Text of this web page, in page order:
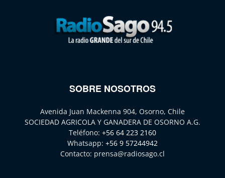
SOBRE NOSOTROS
Avenida Juan Mackenna 904, Osorno, Chile
SOCIEDAD AGRICOLA Y GANADERA DE OSORNO A.G.
Teléfono: +56 64 223 2160
Whatsapp: +56 9 57244942
Contacto: prensa@radiosago.cl